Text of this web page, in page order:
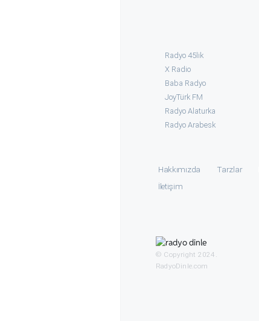
Radyo 45lik
X Radio
Baba Radyo
JoyTürk FM
Radyo Alaturka
Radyo Arabesk
Hakkımızda Tarzlar
İletişim
© Copyright 2024.
RadyoDinle.com